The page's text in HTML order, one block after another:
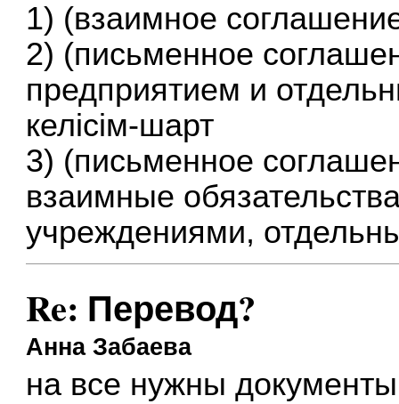
1) (взаимное
2) (письменное
предприятием и
келісім-шарт
3) (письменное
взаимные
учреждениями,
Re: Перевод?
Анна Забаева
на все нужны документы